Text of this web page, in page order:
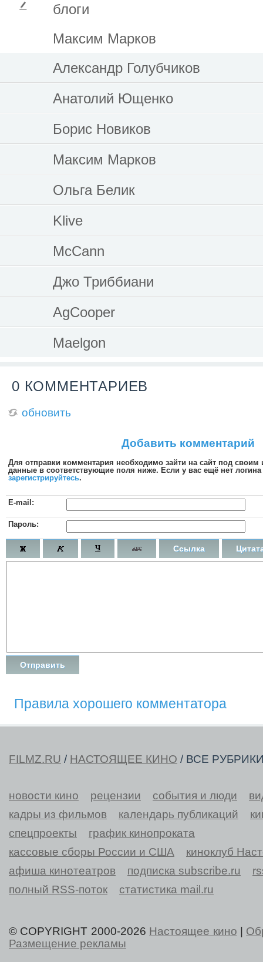
блоги
Максим Марков
Александр Голубчиков
Анатолий Ющенко
Борис Новиков
Максим Марков
Ольга Белик
Klive
McCann
Джо Триббиани
AgCooper
Maelgon
0 КОММЕНТАРИЕВ
обновить
Добавить комментарий
Для отправки комментария необходимо зайти на сайт под
данные в соответствующие поля ниже. Если у вас ещё нет
зарегистрируйтесь.
E-mail:
Пароль:
Ссылка
Правила хорошего комментатора
FILMZ.RU / НАСТОЯЩЕЕ КИНО / ВСЕ
новости кино рецензии события и люди
кадры из фильмов
календарь публикаций
спецпроекты
график кинопроката
кассовые сборы России и США
киноклуб
афиша кинотеатров
подписка subscribe.ru
полный RSS-поток
статистика mail.ru
© COPYRIGHT 2000-2026 Настоящее кино
Размещение рекламы